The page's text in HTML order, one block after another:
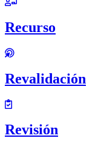
Recurso
Revalidación
Revisión